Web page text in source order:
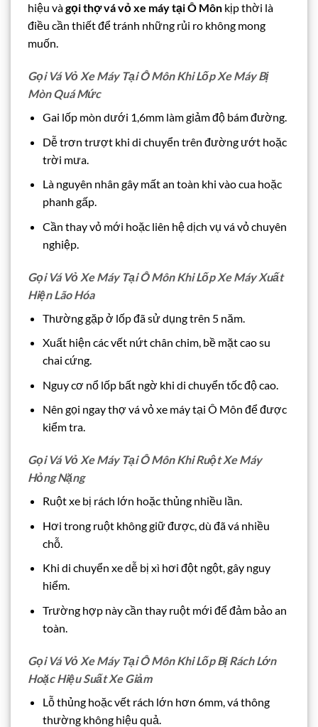
hiệu vàgọi thợ vá vỏ xe máy tại Ô Môn kịp thời là
điều cần thiết để tránh những rủi ro không mong
muốn.
Gọi Vá Vỏ Xe Máy Tại Ô Môn Khi Lốp Xe Máy Bị
Mòn Quá Mức
Gai lốp mòn dưới 1,6mm làm giảm độ bám đường.
Dễ trơn trượt khi di chuyển trên đường ướt hoặc
trời mưa.
Là nguyên nhân gây mất an toàn khi vào cua hoặc
phanh gấp.
Cần thay vỏ mới hoặc liên hệ dịch vụ vá vỏ chuyên
nghiệp.
Gọi Vá Vỏ Xe Máy Tại Ô Môn Khi Lốp Xe Máy Xuất
Hiện Lão Hóa
Thường gặp ở lốp đã sử dụng trên 5 năm.
Xuất hiện các vết nứt chân chim, bề mặt cao su
chai cứng.
Nguy cơ nổ lốp bất ngờ khi di chuyển tốc độ cao.
Nên gọi ngay thợ vá vỏ xe máy tại Ô Môn để được
kiểm tra.
Gọi Vá Vỏ Xe Máy Tại Ô Môn Khi Ruột Xe Máy
Hỏng Nặng
Ruột xe bị rách lớn hoặc thủng nhiều lần.
Hơi trong ruột không giữ được, dù đã vá nhiều
chỗ.
Khi di chuyển xe dễ bị xì hơi đột ngột, gây nguy
hiểm.
Trường hợp này cần thay ruột mới để đảm bảo an
toàn.
Gọi Vá Vỏ Xe Máy Tại Ô Môn Khi Lốp Bị Rách Lớn
Hoặc Hiệu Suất Xe Giảm
Lỗ thủng hoặc vết rách lớn hơn 6mm, vá thông
thường không hiệu quả.